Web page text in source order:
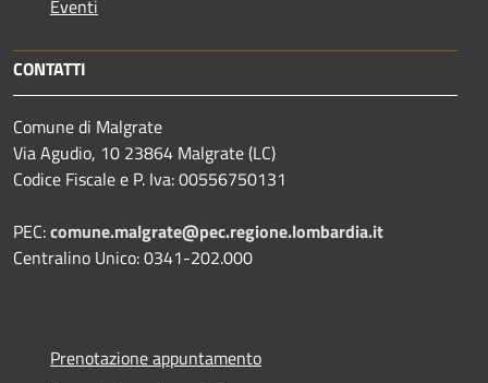
Eventi
CONTATTI
Comune di Malgrate
Via Agudio, 10 23864 Malgrate (LC)
Codice Fiscale e P. Iva: 00556750131
PEC:comune.malgrate@pec.regione.lombardia.it
Centralino Unico: 0341-202.000
Prenotazione appuntamento